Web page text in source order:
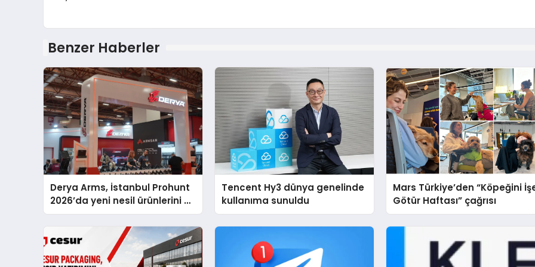
Benzer Haberler
Derya Arms, İstanbul Prohunt
2026’da yeni nesil ürünlerini ve
global marka vizyonunu
Tencent Hy3 dünya genelinde
kullanıma sunuldu
Mars Türkiye’den “Köpeğini
Götür Haftası” çağrısı